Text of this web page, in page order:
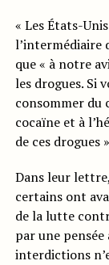
« Les États-
l’intermédiaire
que « à notre
les drogues. Si
consommer du
cocaïne et à
de ces drogues
Dans leur
certains ont
de la lutte
par une
interdictions